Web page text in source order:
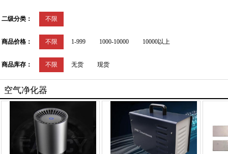
二级分类： 不限
商品价格： 不限 1-999 1000-10000 10000以上
商品库存： 不限 无货 现货
空气净化器